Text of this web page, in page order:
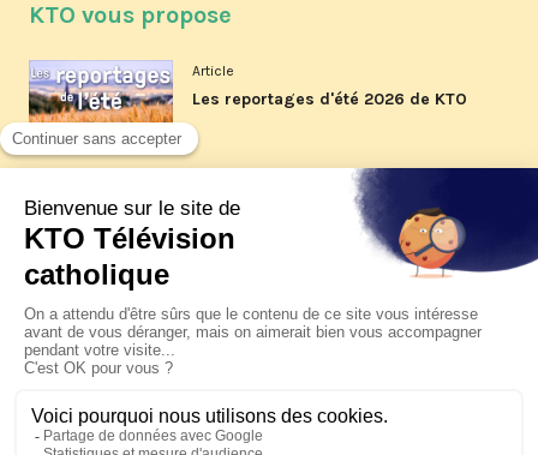
KTO vous propose
Article
Les reportages d'été 2026 de KTO
La visite pastorale du pape Léon
XIV à Assise à suivre sur KTO le
jeudi 6 août
Le pape en Uruguay, Argentine et
Pérou du 6 au 17 novembre 2026